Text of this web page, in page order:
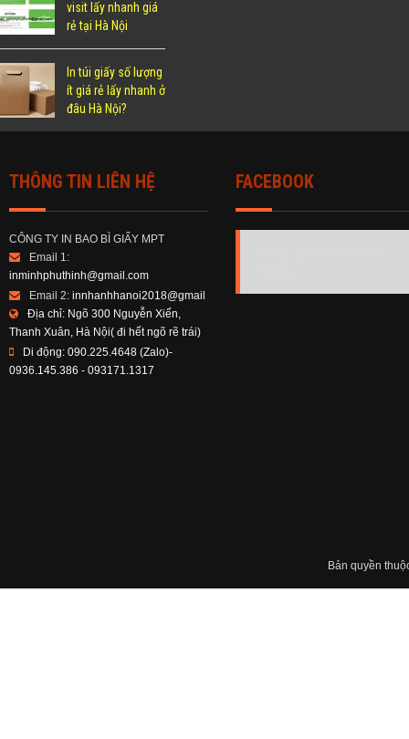
visit lấy nhanh giá
rẻ tại Hà Nội
In túi giấy số lượng
ít giá rẻ lấy nhanh ở
đâu Hà Nội?
THÔNG TIN LIÊN HỆ
CÔNG TY IN BAO BÌ GIẤY MPT
Email 1:
inminhphuthinh@gmail.com
Email 2: innhanhhanoi2018@gmail
Địa chỉ: Ngõ 300 Nguyễn Xiển,
Thanh Xuân, Hà Nội( đi hết ngõ rẽ trái)
Di động: 090.225.4648 (Zalo)-
0936.145.386 - 093171.1317
FACEBOOK
Bản quyền